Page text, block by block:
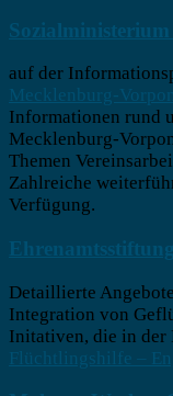
auf der
Mecklenburg-
Informationen rund
Mecklenburg-
Themen
Zahlreiche
Verfügung.
Detaillierte
Integration von
Initativen, die in
Flüchtlingshilfe –